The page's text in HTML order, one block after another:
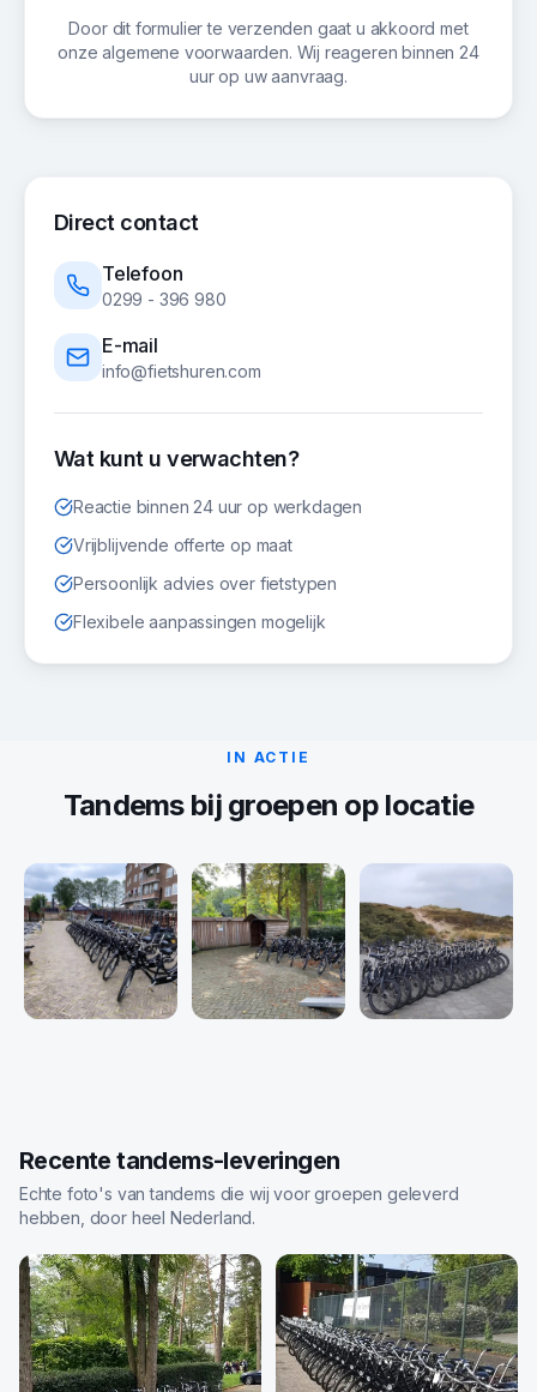
Door dit formulier te verzenden gaat u akkoord met
onze algemene voorwaarden. Wij reageren binnen 24
uur op uw aanvraag.
Direct contact
Telefoon
0299 - 396 980
E-mail
info@fietshuren.com
Wat kunt u verwachten?
Reactie binnen 24 uur op werkdagen
Vrijblijvende offerte op maat
Persoonlijk advies over fietstypen
Flexibele aanpassingen mogelijk
IN ACTIE
Tandemsbij groepen op locatie
Recente tandems-leveringen
Echte foto's van tandems die wij voor groepen geleverd
hebben, door heel Nederland.